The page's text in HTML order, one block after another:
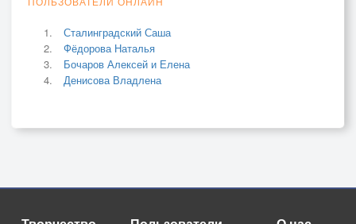
Сталинградский Саша
Фёдорова Наталья
Бочаров Алексей и Елена
Денисова Владлена